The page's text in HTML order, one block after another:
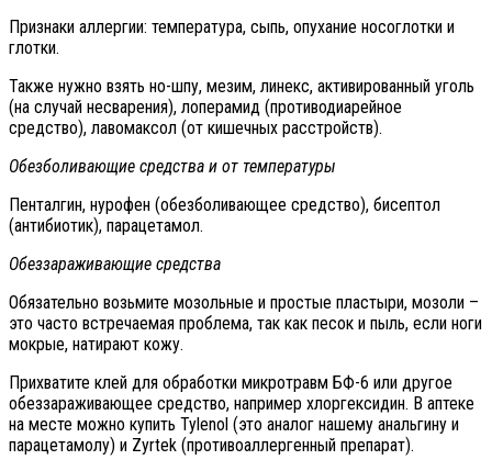
Признаки аллергии: температура, сыпь, опухание носоглотки и
глотки.
Также нужно взять но-шпу, мезим, линекс, активированный уголь
(на случай несварения), лоперамид (противодиарейное
средство), лавомаксол (от кишечных расстройств).
Обезболивающие средства и от температуры
Пенталгин, нурофен (обезболивающее средство), бисептол
(антибиотик), парацетамол.
Обеззараживающие средства
Обязательно возьмите мозольные и простые пластыри, мозоли –
это часто встречаемая проблема, так как песок и пыль, если ноги
мокрые, натирают кожу.
Прихватите клей для обработки микротравм БФ-6 или другое
обеззараживающее средство, например хлоргексидин. В аптеке
на месте можно купить Tylenol (это аналог нашему анальгину и
парацетамолу) и Zyrtek (противоаллергенный препарат).